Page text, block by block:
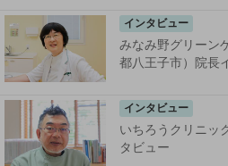
インタビュー
みなみ野グリーン
都八王子市）院長
インタビュー
いちろうクリニッ
タビュー